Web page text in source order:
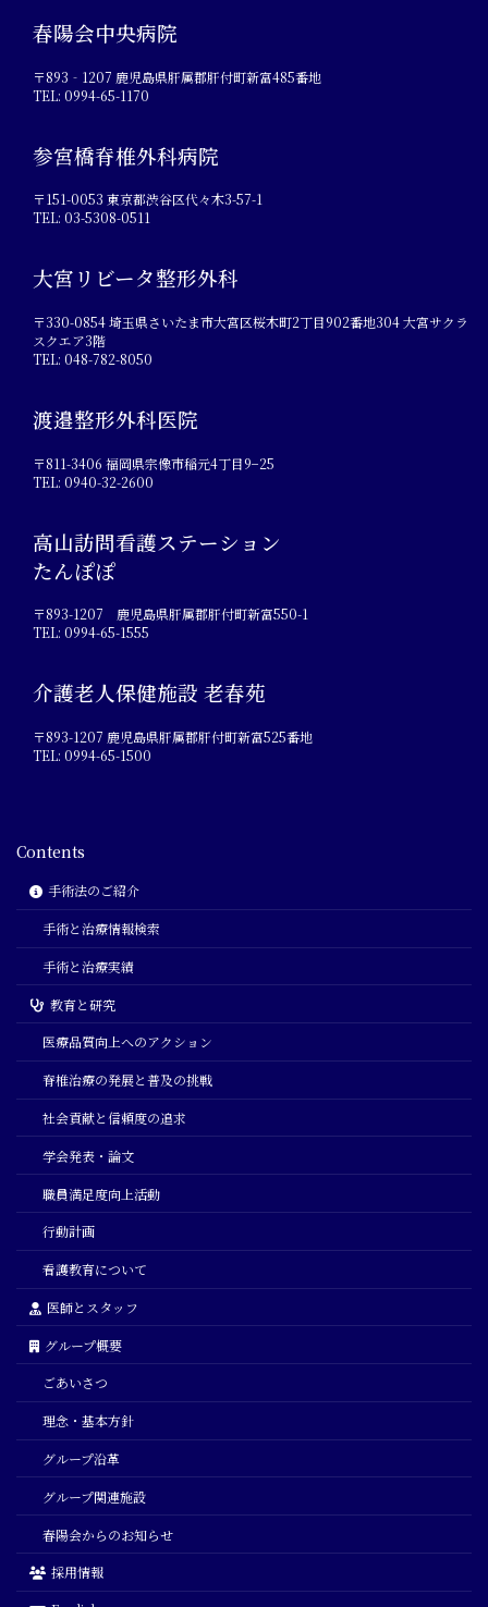
春陽会中央病院
〒893‐1207 鹿児島県肝属郡肝付町新富485番地
TEL: 0994-65-1170
参宮橋脊椎外科病院
〒151-0053 東京都渋谷区代々木3-57-1
TEL: 03-5308-0511
大宮リビータ整形外科
〒330-0854 埼玉県さいたま市大宮区桜木町2丁目902番地304 大宮サクラ
スクエア3階
TEL: 048-782-8050
渡邉整形外科医院
〒811-3406 福岡県宗像市稲元4丁目9−25
TEL: 0940-32-2600
高山訪問看護ステーション
たんぽぽ
〒893-1207 鹿児島県肝属郡肝付町新富550-1
TEL: 0994-65-1555
介護老人保健施設 老春苑
〒893-1207 鹿児島県肝属郡肝付町新富525番地
TEL: 0994-65-1500
Contents
手術法のご紹介
手術と治療情報検索
手術と治療実績
教育と研究
医療品質向上へのアクション
脊椎治療の発展と普及の挑戦
社会貢献と信頼度の追求
学会発表・論文
職員満足度向上活動
行動計画
看護教育について
医師とスタッフ
グループ概要
ごあいさつ
理念・基本方針
グループ沿革
グループ関連施設
春陽会からのお知らせ
採用情報